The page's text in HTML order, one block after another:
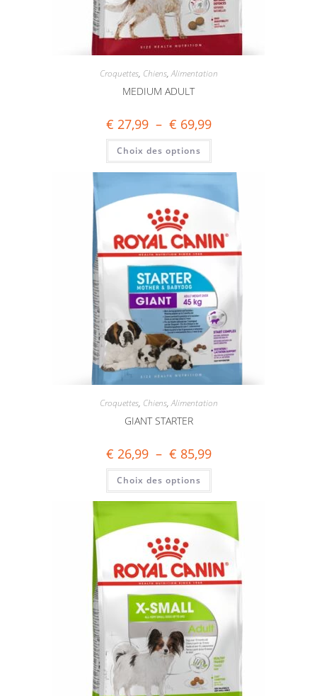
Croquettes, Chiens,Alimentation
MEDIUM ADULT
€ 27,99 – € 69,99
Choix des options
Croquettes, Chiens,Alimentation
GIANT STARTER
€ 26,99 – € 85,99
Choix des options